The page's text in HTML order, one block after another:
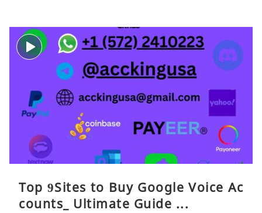
Top 9Sites to Buy Google Voice Ac
counts_ Ultimate Guide ...